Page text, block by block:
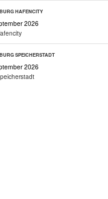
HAFENCITY
2026
SPEICHERSTADT
2026